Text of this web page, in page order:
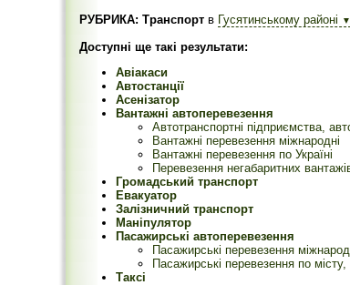
РУБРИКА: Транспорт в Гусятинському районі ▼
Доступні ще такі результати:
Авіакаси
Автостанції
Асенізатор
Вантажні автоперевезення
Автотранспортні підприємства,
Вантажні перевезення міжнародні
Вантажні перевезення по Україні
Перевезення негабаритних
Громадський транспорт
Евакуатор
Залізничний транспорт
Маніпулятор
Пасажирські автоперевезення
Пасажирські перевезення
Пасажирські перевезення по місту,
Таксі